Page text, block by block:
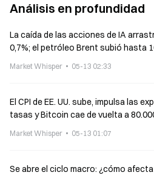
Análisis en profundidad
La caída de las acciones de IA
0,7%; el petróleo Brent subió hasta
Market Whisper 05-13 02:33
El CPI de EE. UU. sube, impulsa las
tasas y Bitcoin cae de vuelta a
Market Whisper 05-13 01:07
Se abre el ciclo macro: ¿cómo